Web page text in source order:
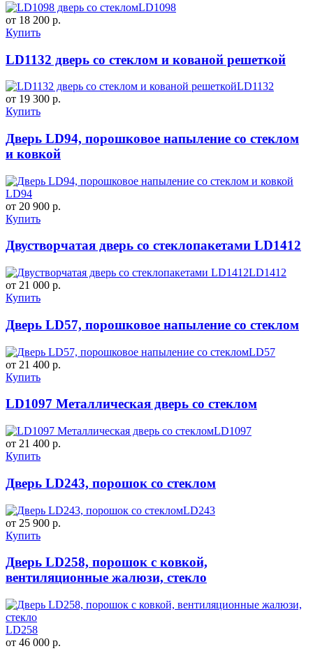
LD1098
от 18 200 р.
Купить
LD1132 дверь со стеклом и кованой решеткой
LD1132
от 19 300 р.
Купить
Дверь LD94, порошковое напыление со стеклом
и ковкой
LD94
от 20 900 р.
Купить
Двустворчатая дверь со стеклопакетами LD1412
LD1412
от 21 000 р.
Купить
Дверь LD57, порошковое напыление со стеклом
LD57
от 21 400 р.
Купить
LD1097 Металлическая дверь со стеклом
LD1097
от 21 400 р.
Купить
Дверь LD243, порошок со стеклом
LD243
от 25 900 р.
Купить
Дверь LD258, порошок с ковкой,
вентиляционные жалюзи, стекло
LD258
от 46 000 р.